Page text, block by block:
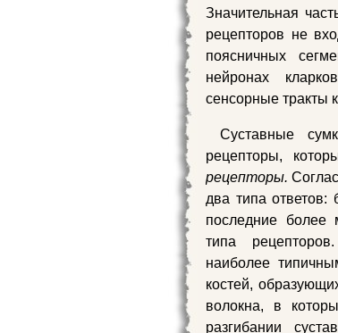
Значительная
рецепторов не
поясничных
нейронах
сенсорные тракты к
Суставные
рецепторы,
рецепторы.
два типа
последние более
типа
наиболее
костей,
волокна, в
разгибании